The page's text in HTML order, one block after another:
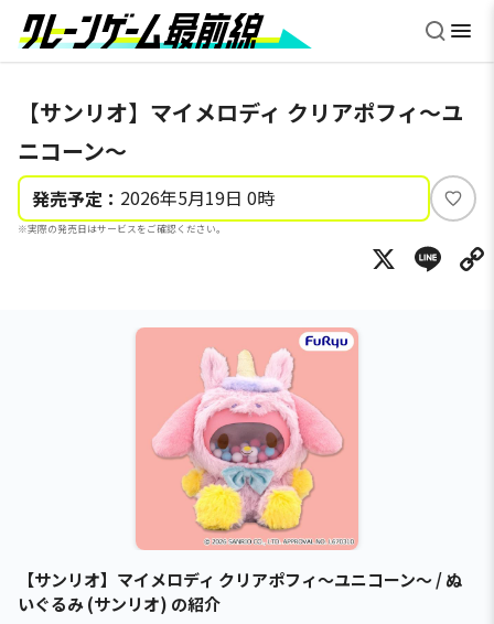
【サンリオ】マイメロディ クリアポフィ～ユ
ニコーン～
発売予定： 2026年5月19日 0時
※実際の発売日はサービスをご確認ください。
い
ね
X
【サンリオ】マイメロディ クリアポフィ～ユニコーン～ / ぬ
いぐるみ (サンリオ) の紹介